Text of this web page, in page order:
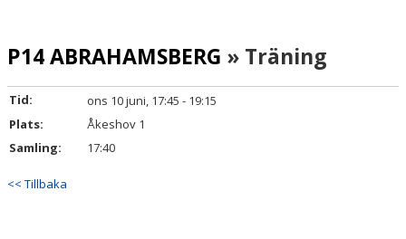
KONTAKT
P14 ABRAHAMSBERG » Träning
Tid:
ons 10 juni, 17:45 - 19:15
Plats:
Åkeshov 1
Samling:
17:40
<< Tillbaka